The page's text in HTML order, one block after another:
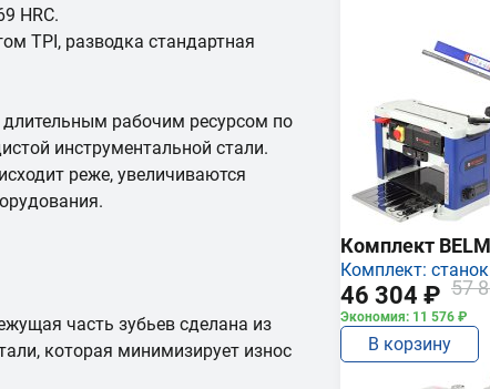
HRC.
TPI, разводка стандартная
рабочим ресурсом по
инструментальной стали.
реже, увеличиваются
часть зубьев сделана из
которая минимизирует износ
Комплект
Комплект:
46 304 ₽ 57
Экономия: 11 576 ₽
В корзину